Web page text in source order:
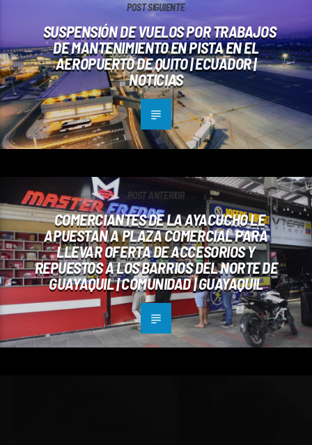
POST SIGUIENTE
SUSPENSIÓN DE VUELOS POR TRABAJOS
DE MANTENIMIENTO EN PISTA EN EL
AEROPUERTO DE QUITO | ECUADOR |
NOTICIAS
POST ANTERIOR
COMERCIANTES DE LA AYACUCHO LE
APUESTAN A PLAZA COMERCIAL PARA
LLEVAR OFERTA DE ACCESORIOS Y
REPUESTOS A LOS BARRIOS DEL NORTE DE
GUAYAQUIL | COMUNIDAD | GUAYAQUIL